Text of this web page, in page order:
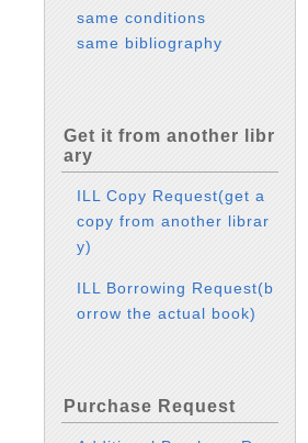
same conditions
same bibliography
Get it from another libr
ary
ILL Copy Request(get a
copy from another librar
y)
ILL Borrowing Request(b
orrow the actual book)
Purchase Request